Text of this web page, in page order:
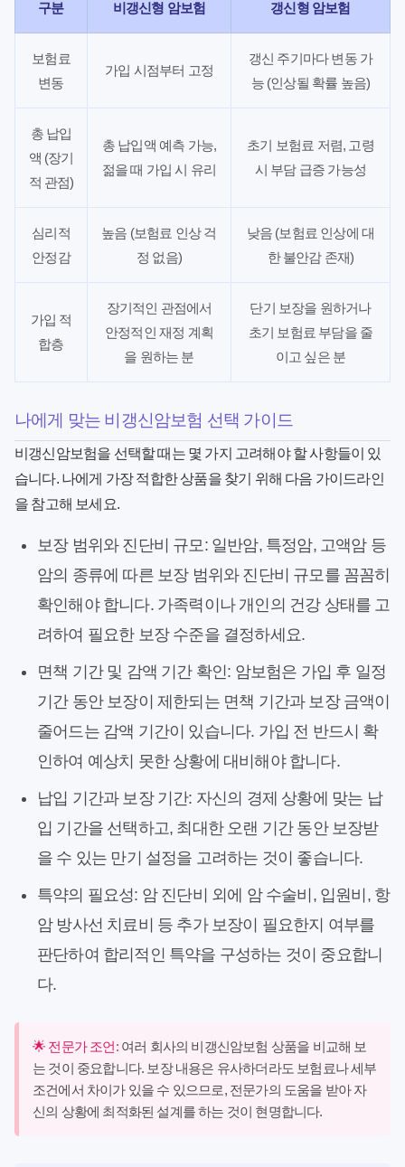
구분 비갱신형 암보험 갱신형 암보험
보험료
변동
가입 시점부터 고정
갱신 주기마다 변동 가
능 (인상될 확률 높음)
총 납입
액 (장기
적 관점)
총 납입액 예측 가능,
젊을 때 가입 시 유리
초기 보험료 저렴, 고령
시 부담 급증 가능성
심리적
안정감
높음 (보험료 인상 걱
정 없음)
낮음 (보험료 인상에 대
한 불안감 존재)
가입 적
합층
장기적인 관점에서
안정적인 재정 계획
을 원하는 분
단기 보장을 원하거나
초기 보험료 부담을 줄
이고 싶은 분
나에게 맞는 비갱신암보험 선택 가이드
비갱신암보험을 선택할 때는 몇 가지 고려해야 할 사항들이 있
습니다. 나에게 가장 적합한 상품을 찾기 위해 다음 가이드라인
을 참고해 보세요.
보장 범위와 진단비 규모:일반암, 특정암, 고액암 등
암의 종류에 따른 보장 범위와 진단비 규모를 꼼꼼히
확인해야 합니다. 가족력이나 개인의 건강 상태를 고
려하여 필요한 보장 수준을 결정하세요.
면책 기간 및 감액 기간 확인: 암보험은 가입 후 일정
기간 동안 보장이 제한되는 면책 기간과 보장 금액이
줄어드는 감액 기간이 있습니다. 가입 전 반드시 확
인하여 예상치 못한 상황에 대비해야 합니다.
납입 기간과 보장 기간: 자신의 경제 상황에 맞는 납
입 기간을 선택하고, 최대한 오랜 기간 동안 보장받
을 수 있는 만기 설정을 고려하는 것이 좋습니다.
특약의 필요성: 암 진단비 외에 암 수술비, 입원비, 항
암 방사선 치료비 등 추가 보장이 필요한지 여부를
판단하여 합리적인 특약을 구성하는 것이 중요합니
다.
🌟 전문가 조언:여러 회사의 비갱신암보험 상품을 비교해 보
는 것이 중요합니다. 보장 내용은 유사하더라도 보험료나 세부
조건에서 차이가 있을 수 있으므로, 전문가의 도움을 받아 자
신의 상황에 최적화된 설계를 하는 것이 현명합니다.